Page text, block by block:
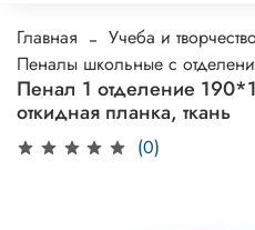
Главная Учеба и
Пеналы школьные с
Пенал 1 отделение
откидная планка, ткань
(0)